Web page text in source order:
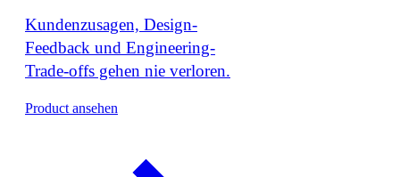
Kundenzusagen, Design-
Feedback und Engineering-
Trade-offs gehen nie verloren.
Product ansehen